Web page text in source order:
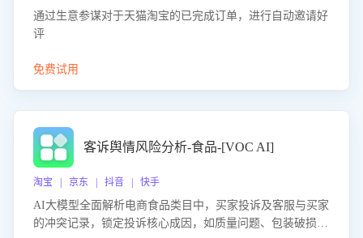
通过生意参谋对于天猫淘宝的已完成订单，进行自动邀请好
评
免费试用
客诉舆情风险分析-食品-[VOC AI]
淘宝 | 京东 | 抖音 | 快手
AI大模型全面解析电商食品类目中，买家投诉及客服与买家
的冲突记录，锁定投诉核心成因，如质量问题、包装破损